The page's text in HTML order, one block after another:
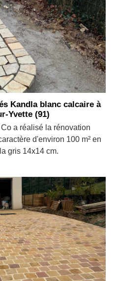
Kandla blanc calcaire à
Yvette (91)
a réalisé la rénovation
d'environ 100 m² en
gris 14x14 cm.